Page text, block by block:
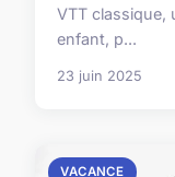
VTT classique,
enfant, p...
23 juin 2025
VACANCE